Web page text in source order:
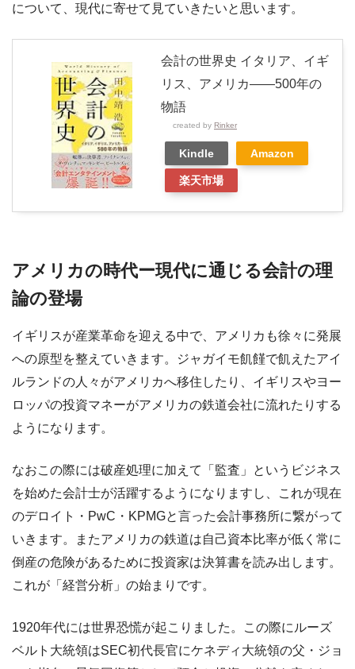
について、現代に寄せて見ていきたいと思います。
会計の世界史 イタリア、イギ
リス、アメリカ――500年の
物語
created by Rinker
Kindle Amazon
楽天市場
アメリカの時代ー現代に通じる会計の理
論の登場
イギリスが産業革命を迎える中で、アメリカも徐々に発展
への原型を整えていきます。ジャガイモ飢饉で飢えたアイ
ルランドの人々がアメリカへ移住したり、イギリスやヨー
ロッパの投資マネーがアメリカの鉄道会社に流れたりする
ようになります。
なおこの際には破産処理に加えて「監査」というビジネス
を始めた会計士が活躍するようになりますし、これが現在
のデロイト・PwC・KPMGと言った会計事務所に繋がって
いきます。またアメリカの鉄道は自己資本比率が低く常に
倒産の危険があるために投資家は決算書を読み出します。
これが「経営分析」の始まりです。
1920年代には世界恐慌が起こりました。この際にルーズ
ベルト大統領はSEC初代長官にケネディ大統領の父・ジョ